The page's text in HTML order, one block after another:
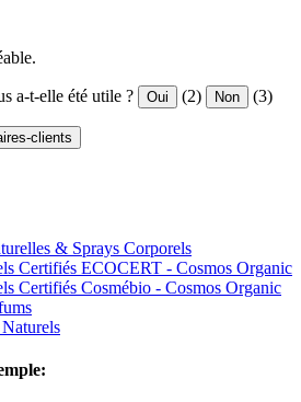
a-t-elle été utile ? Oui (2) Non (3)
clients
& Sprays Corporels
Certifiés ECOCERT - Cosmos Organic
Certifiés Cosmébio - Cosmos Organic